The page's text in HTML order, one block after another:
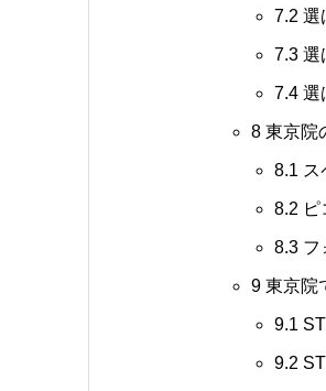
7.2 選
7.3選
7.4選
8東京院
8.1 ス
8.2
8.3フ
9東京院
9.1
9.2